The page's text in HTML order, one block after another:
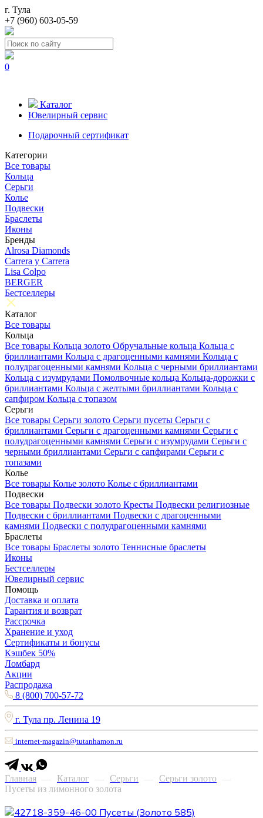
г. Тула
+7 (960) 603-05-59
0
Каталог
Ювелирный сервис
Подарочный сертификат
Категории
Все товары
Кольца
Серьги
Колье
Подвески
Браслеты
Иконы
Бренды
Alrosa Diamonds
Carrera y Carrera
Lisa Colpo
BERGER
Бестселлеры
Каталог
Все товары
Кольца
Все товары Кольца золото Обручальные кольца Кольца с
бриллиантами Кольца с драгоценными камнями Кольца с
полудрагоценными камнями Кольца с черными бриллиантами
Кольца с изумрудами Помолвочные кольца Кольца-дорожки с
бриллиантами Кольца с желтыми бриллиантами Кольца с
сапфиром Кольца с топазом
Серьги
Все товары Серьги золото Серьги пусеты Серьги с
бриллиантами Серьги с драгоценными камнями Серьги с
полудрагоценными камнями Серьги с изумрудами Серьги с
черными бриллиантами Серьги с сапфирами Серьги с
топазами
Колье
Все товары Колье золото Колье с бриллиантами
Подвески
Все товары Подвески золото Кресты Подвески религиозные
Подвески с бриллиантами Подвески с драгоценными
камнями Подвески с полудрагоценными камнями
Браслеты
Все товары Браслеты золото Теннисные браслеты
Иконы
Бестселлеры
Ювелирный сервис
Помощь
Доставка и оплата
Гарантия и возврат
Рассрочка
Хранение и уход
Сертификаты и бонусы
Кэшбек 50%
Ломбард
Акции
Распродажа
8 (800) 700-57-72
г. Тула пр. Ленина 19
internet-magazin@tutanhamon.ru
Главная — Каталог — Серьги — Серьги золото —
Пусеты из лимонного золота